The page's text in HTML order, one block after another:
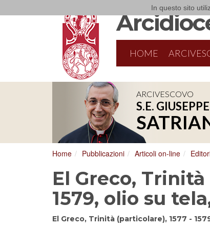
In questo sito
HOME
ARCIVESCOVO
S.E. GIUSEPPE
8/17/2026
Conversano
Conferenza Episcopale Pugliese
Home Pubblicazioni Articoli on-line
El Greco,
1579, olio su
El Greco, Trinità (particolare), 1577 -